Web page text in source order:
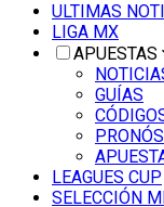
ULTIMAS
LIGA MX
APUESTAS
GUÍAS
LEAGUES CUP
SELECCIÓN